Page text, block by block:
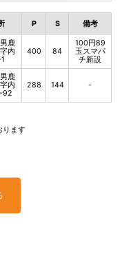
P S 備考
鹿
内
400 84
100円89
玉スマパ
チ新設
鹿
内
92
288 144 -
ります